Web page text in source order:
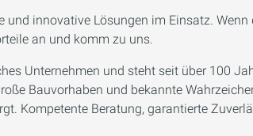
innovative Lösungen im Einsatz.
an und komm zu uns.
Unternehmen und steht seit über 100
Bauvorhaben und bekannte
Kompetente Beratung, garantierte